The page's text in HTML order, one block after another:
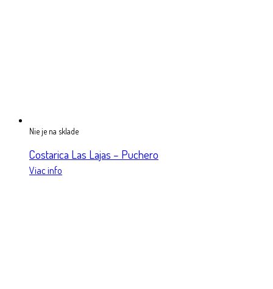
Nie je na sklade
Costarica Las Lajas – Puchero
Viac info